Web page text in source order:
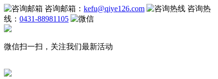
咨询邮箱： kefu@qiye126.com
咨询热
线： 0431-88981105
微信扫一扫，关注我们最新活动